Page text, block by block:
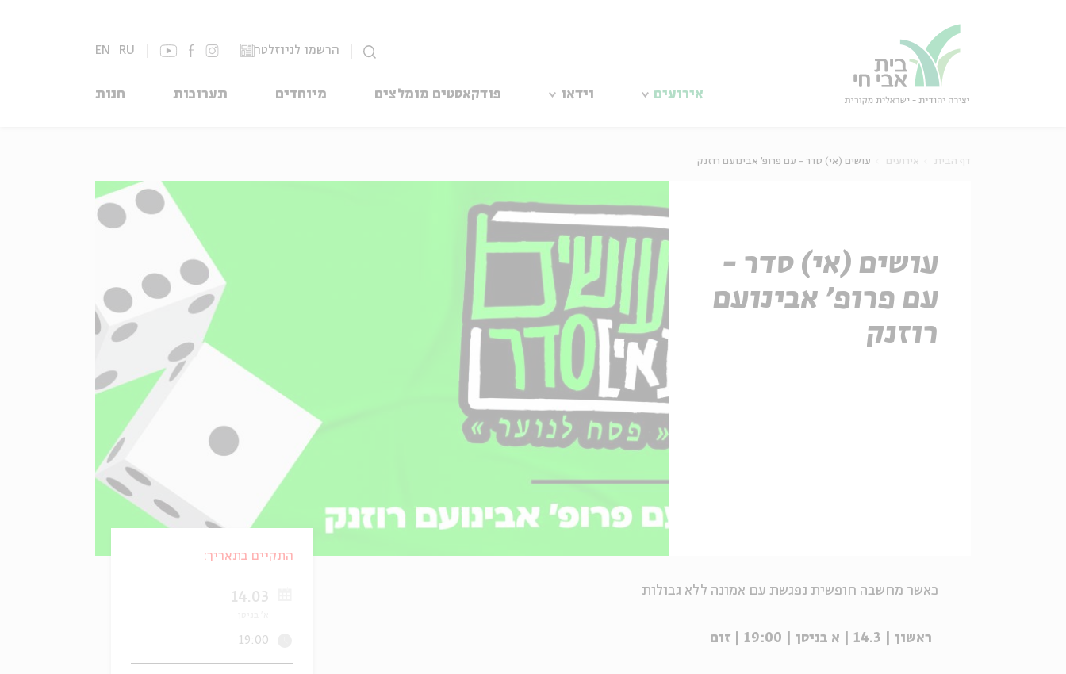
הרשמו לניוזלטר EN RU
אירועים וידאו פודקאסטים מומלצים מיוחדים תערוכות חנות
דף הבית אירועים עושים (אי) סדר - עם פרופ' אבינועם רוזנק
עושים (אי) סדר -
עם פרופ' אבינועם
רוזנק
כאשר מחשבה חופשית נפגשת עם אמונה ללא גבולות
ראשון | 14.3 | א בניסן | 19:00 | זום
התקיים בתאריך:
14.03
19:00